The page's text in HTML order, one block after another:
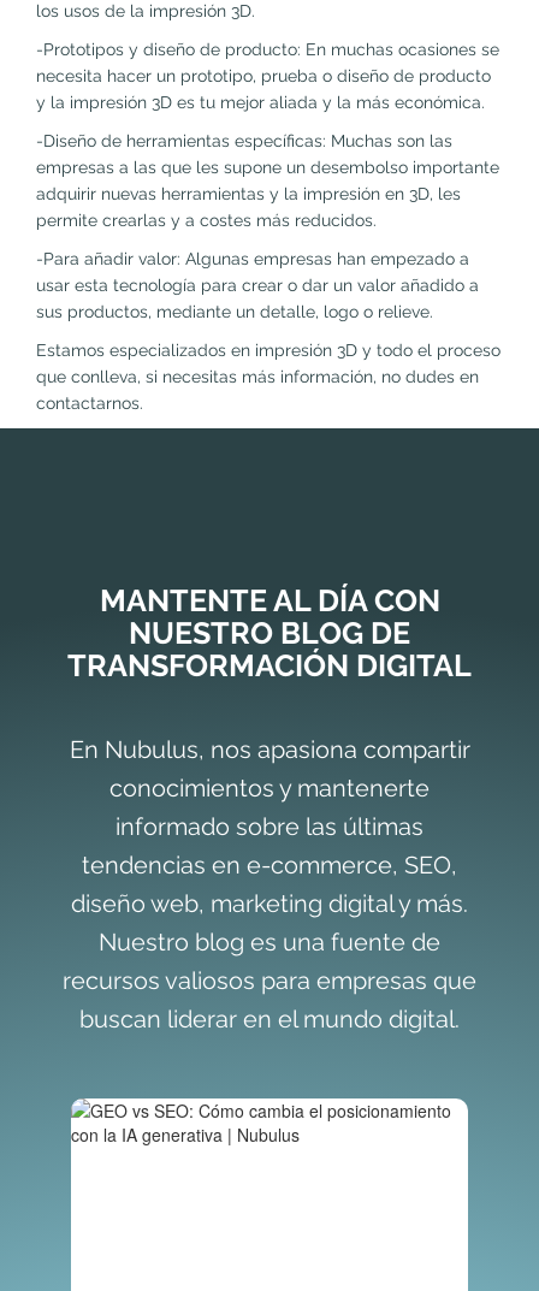
los usos de la impresión 3D.
-Prototipos y diseño de producto: En muchas ocasiones se
necesita hacer un prototipo, prueba o diseño de producto
y la impresión 3D es tu mejor aliada y la más económica.
-Diseño de herramientas específicas: Muchas son las
empresas a las que les supone un desembolso importante
adquirir nuevas herramientas y la impresión en 3D, les
permite crearlas y a costes más reducidos.
-Para añadir valor: Algunas empresas han empezado a
usar esta tecnología para crear o dar un valor añadido a
sus productos, mediante un detalle, logo o relieve.
Estamos especializados en impresión 3D y todo el proceso
que conlleva, si necesitas más información, no dudes en
contactarnos.
MANTENTE AL DÍA CON
NUESTRO BLOG DE
TRANSFORMACIÓN DIGITAL
En Nubulus, nos apasiona compartir
conocimientos y mantenerte
informado sobre las últimas
tendencias en e-commerce, SEO,
diseño web, marketing digital y más.
Nuestro blog es una fuente de
recursos valiosos para empresas que
buscan liderar en el mundo digital.